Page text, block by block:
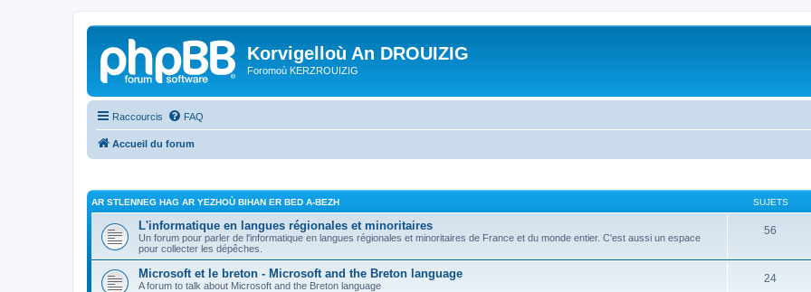
Korvigelloù An DROUIZIG
Foromoù KERZROUIZIG
Raccourcis FAQ
Accueil du forum
AR STLENNEG HAG AR YEZHOÙ BIHAN ER BED A-BEZH SUJETS
L'informatique en langues régionales et minoritaires
Un forum pour parler de l'informatique en langues régionales et minoritaires de France et du monde entier. C'est aussi un espace
pour collecter les dépêches.
56
Microsoft et le breton - Microsoft and the Breton language
A forum to talk about Microsoft and the Breton language
24